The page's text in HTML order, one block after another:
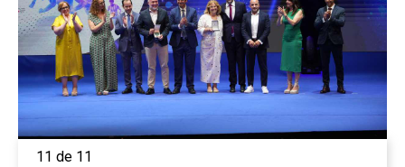
11 de 11